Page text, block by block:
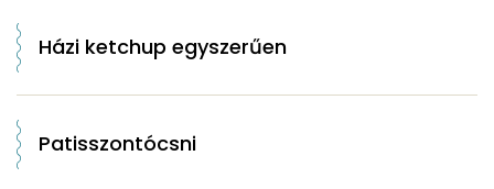
Házi ketchup egyszerűen
Patisszontócsni